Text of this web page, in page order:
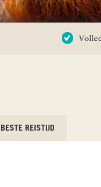
BESTE REISTIJD